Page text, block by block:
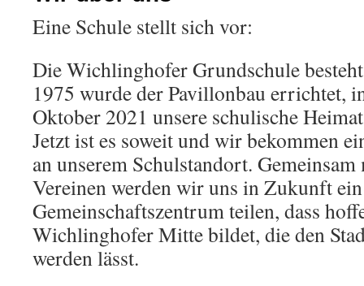
Eine Schule stellt sich vor:
Die Wichlinghofer Grundschule
1975 wurde der Pavillonbau errichtet,
Oktober 2021 unsere schulische
Jetzt ist es soweit und wir bekommen
an unserem Schulstandort.
Vereinen werden wir uns in Zukunft ein
Gemeinschaftszentrum teilen, dass
Wichlinghofer Mitte bildet, die den
werden lässt.